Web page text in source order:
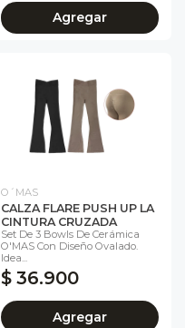
Agregar
O´MAS
CALZA FLARE PUSH UP LA
CINTURA CRUZADA
Set De 3 Bowls De Cerámica
O'MAS Con Diseño Ovalado.
Idea...
$ 36.900
Agregar